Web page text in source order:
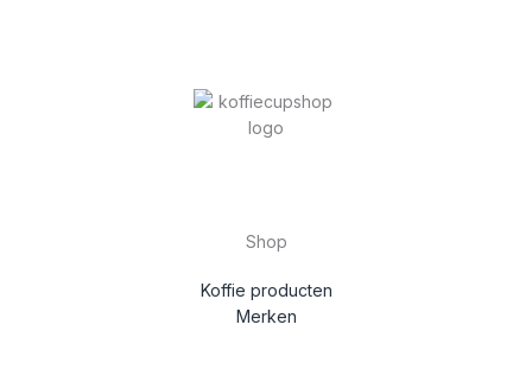
Shop
Koffie producten
Merken